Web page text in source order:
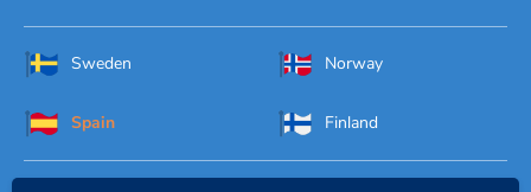
Sweden Norway
Spain Finland